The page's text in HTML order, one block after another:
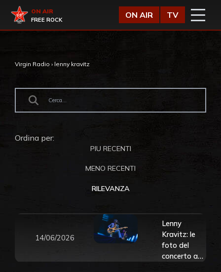
Virgin Radio
ON AIR
FREE ROCK
ON AIR TV
Virgin Radio › lenny kravitz
Ordina per:
PIU RECENTI
MENO RECENTI
RILEVANZA
14/06/2026
Lenny
Kravitz: le
foto del
concerto a